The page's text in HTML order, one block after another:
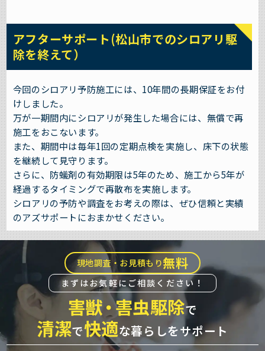
アフターサポート(松山市でのシロアリ駆
除を終えて）
今回のシロアリ予防施工には、10年間の長期保証をお付
けしました。
万が一期間内にシロアリが発生した場合には、無償で再
施工をおこないます。
また、期間中は毎年1回の定期点検を実施し、床下の状態
を継続して見守ります。
さらに、防蟻剤の有効期限は5年のため、施工から5年が
経過するタイミングで再散布を実施します。
シロアリの予防や調査をお考えの際は、ぜひ信頼と実績
のアズサポートにおまかせください。
現地調査・お見積もり無料
まずはお気軽にご相談ください！
害獣・害虫駆除で
清潔で快適な暮らしをサポート